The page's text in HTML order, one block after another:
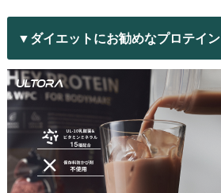
▼ダイエットにお勧めなプロテイン